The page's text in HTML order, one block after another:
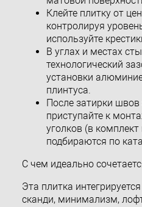
Клейте плитку от
контролируя
используйте
В углах и местах
технологический
установки
плинтуса.
После затирки
приступайте к
уголков (в комплект
подбираются по
С чем идеально
Эта плитка
сканди, минимализм,